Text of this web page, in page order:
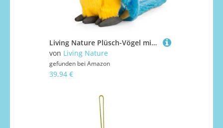
Living Nature Plüsch-Vögel mit Faktenanhänger, Blau und Rot
von Living Nature
gefunden bei Amazon
39,94 €